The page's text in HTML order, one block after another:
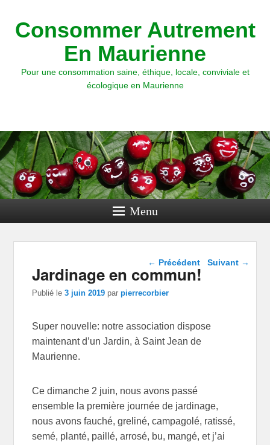
Consommer Autrement
En Maurienne
Pour une consommation saine, éthique, locale, conviviale et
écologique en Maurienne
Menu
Navigation dans les
← Précédent Suivant →
Jardinage en commun!
Publié le3 juin 2019 parpierrecorbier
Super nouvelle: notre association dispose
maintenant d’un Jardin, à Saint Jean de
Maurienne.
Ce dimanche 2 juin, nous avons passé
ensemble la première journée de jardinage,
nous avons fauché, greliné, campagolé, ratissé,
semé, planté, paillé, arrosé, bu, mangé, et j’ai